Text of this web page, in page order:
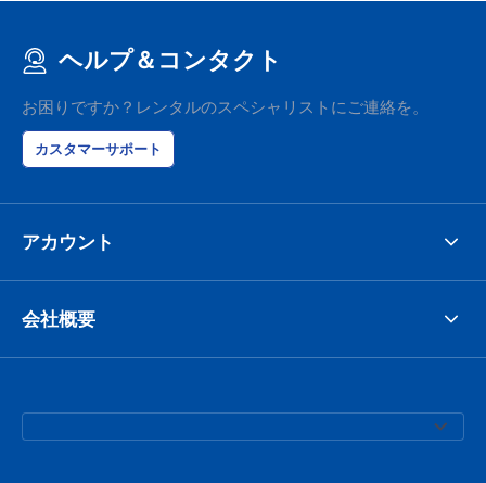
ヘルプ＆コンタクト
お困りですか？レンタルのスペシャリストにご連絡を。
カスタマーサポート
アカウント
会社概要